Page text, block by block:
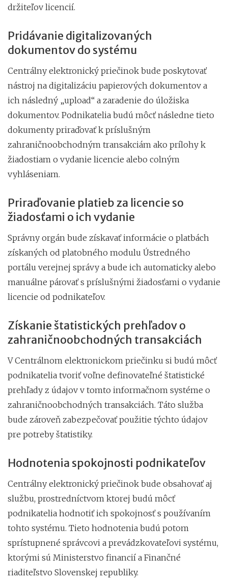
držiteľov licencií.
Pridávanie digitalizovaných
dokumentov do systému
Centrálny elektronický priečinok bude poskytovať
nástroj na digitalizáciu papierových dokumentov a
ich následný „upload“ a zaradenie do úložiska
dokumentov. Podnikatelia budú môcť následne tieto
dokumenty priraďovať k príslušným
zahraničnoobchodným transakciám ako prílohy k
žiadostiam o vydanie licencie alebo colným
vyhláseniam.
Priraďovanie platieb za licencie so
žiadosťami o ich vydanie
Správny orgán bude získavať informácie o platbách
získaných od platobného modulu Ústredného
portálu verejnej správy a bude ich automaticky alebo
manuálne párovať s príslušnými žiadosťami o vydanie
licencie od podnikateľov.
Získanie štatistických prehľadov o
zahraničnoobchodných transakciách
V Centrálnom elektronickom priečinku si budú môcť
podnikatelia tvoriť voľne definovateľné štatistické
prehľady z údajov v tomto informačnom systéme o
zahraničnoobchodných transakciách. Táto služba
bude zároveň zabezpečovať použitie týchto údajov
pre potreby štatistiky.
Hodnotenia spokojnosti podnikateľov
Centrálny elektronický priečinok bude obsahovať aj
službu, prostredníctvom ktorej budú môcť
podnikatelia hodnotiť ich spokojnosť s používaním
tohto systému. Tieto hodnotenia budú potom
sprístupnené správcovi a prevádzkovateľovi systému,
ktorými sú Ministerstvo financií a Finančné
riaditeľstvo Slovenskej republiky.